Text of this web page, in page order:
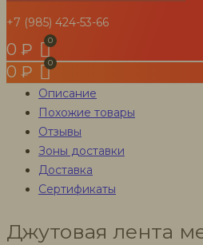
+7 (985) 424-53-66
0 ₽
0 ₽
Количество
товара
Джутовая
лента
межвенцовая
В корзину
Категория Межвенцовые
Описание
Похожие товары
Отзывы
Зоны доставки
Доставка
Сертификаты
Джутовая лента